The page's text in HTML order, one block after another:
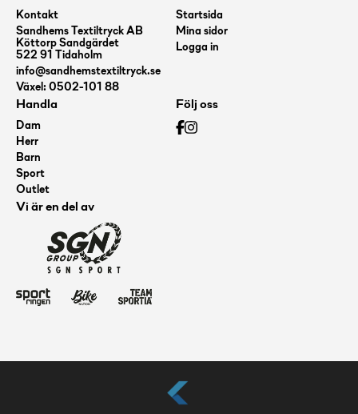
Kontakt
Sandhems Textiltryck AB
Köttorp Sandgärdet
522 91 Tidaholm
info@sandhemstextiltryck.se
Växel: 0502-101 88
Startsida
Mina sidor
Logga in
Handla
Dam
Herr
Barn
Sport
Outlet
Följ oss
Vi är en del av